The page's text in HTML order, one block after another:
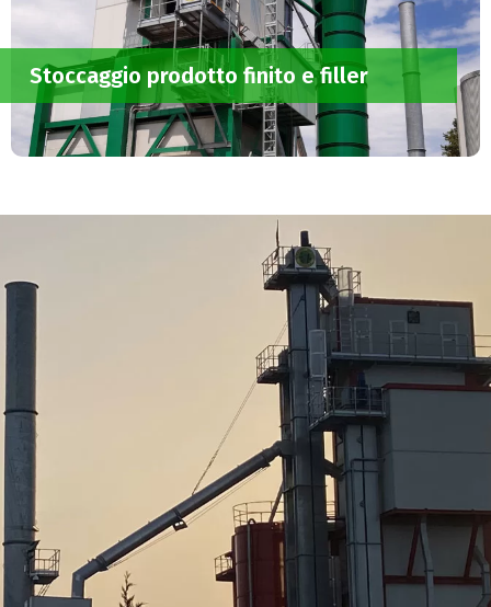
Stoccaggio prodotto finito e filler